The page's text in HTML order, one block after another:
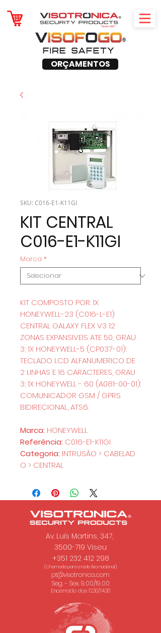
ORÇAMENTOS
SKU: C016-E1-K11GI
KIT CENTRAL
C016-E1-K11GI
Marca *
KIT COMPOSTO POR: 1X
HONEYWELL-23 (C016-L-E1)
CENTRAL GALAXY FLEX V3 12
ZONAS EXPANSIVEIS ATE 50, GRAU
3; 1X HONEYWELL-5 (CP037-01):
TECLADO LCD ALFANUMERICO DE
2 LINHAS E 16 CARACTERES, GRAU
3; 1X HONEYWELL - 60 (A081-00-01):
COMUNICADOR GSM / GPRS
BIDIRECIONAL, ATS6.
Marca: HONEYWELL
Referência: C016-E1-K11GI
Categoria: INTRUSÃO > CABELAD
O > CENTRAL
Av. Luís Martins, 347,
3500-719 Viseu
+351 232 412 298
(Chamada para a rede fixa nacional.)
pt@visotronica.com
Seg. - Sex. 9.00/19.00
Encerrado das 12.30/14.30